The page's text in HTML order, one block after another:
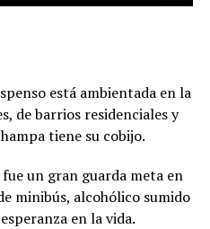
está ambientada en la
de barrios residenciales y
tiene su cobijo.
un gran guarda meta en
minibús, alcohólico sumido
en la vida.